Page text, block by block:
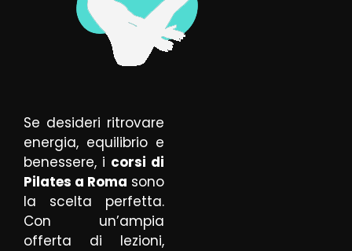
Se desideri ritrovare
energia, equilibrio e
benessere, i corsi di
Pilates a Roma sono
la scelta perfetta.
Con un’ampia
offerta di lezioni,